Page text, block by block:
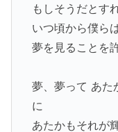
もしそうだとす
いつ頃から僕ら
夢を見ることを
夢、夢って あた
に
あたかもそれが